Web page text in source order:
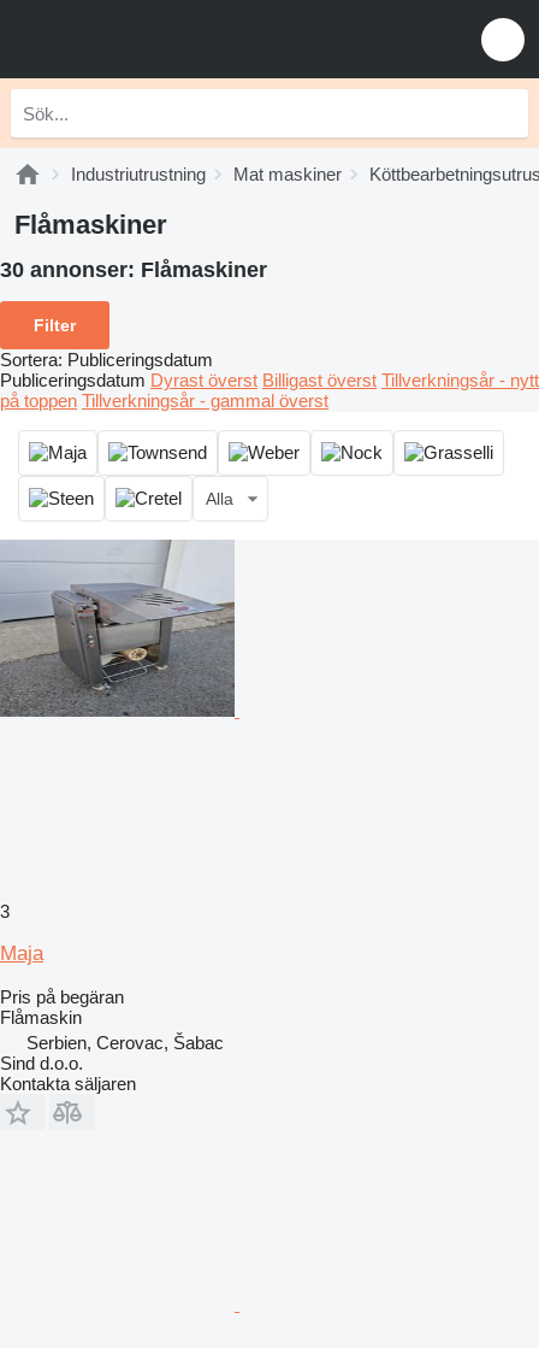
Industriutrustning Mat maskiner
Flåmaskiner
30 annonser: Flåmaskiner
Filter
Sortera: Publiceringsdatum
Publiceringsdatum Dyrast överst Billigast överst Tillverkningsår - nytt
på toppen Tillverkningsår - gammal överst
Alla
3
Maja
Pris på begäran
Flåmaskin
Serbien, Cerovac, Šabac
Sind d.o.o.
Kontakta säljaren